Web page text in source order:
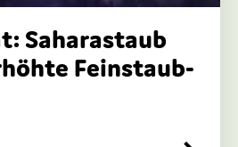
Saharastaub
Feinstaub-